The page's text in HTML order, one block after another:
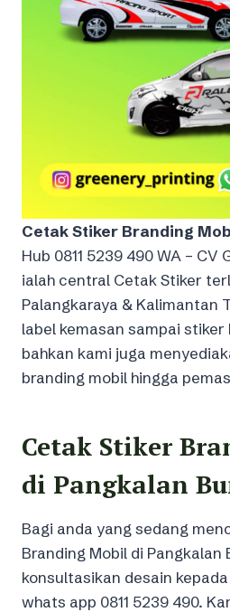
Cetak Stiker Branding
Hub 0811 5239 490 WA –
ialah central Cetak Stiker
Palangkaraya & Kalimantan
label kemasan sampai
bahkan kami juga
branding mobil hingga
Cetak Stiker
di Pangkalan
Bagi anda yang sedang
Branding Mobil di Pangkalan
konsultasikan desain
whats app 0811 5239 490.